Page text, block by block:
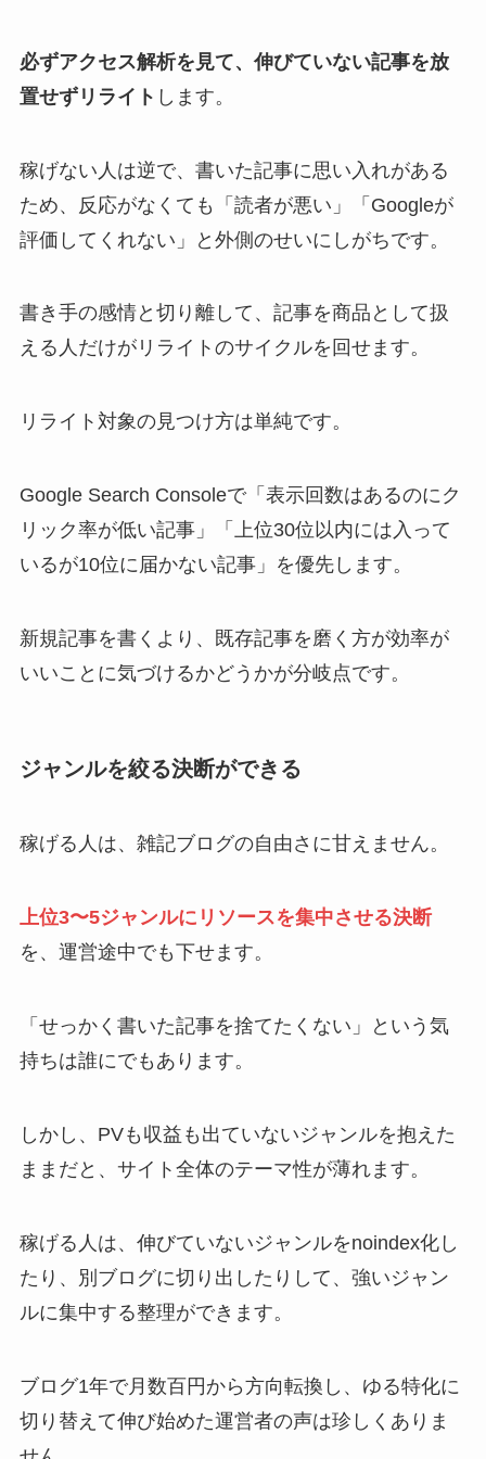
必ずアクセス解析を見て、伸びていない記事を放
置せずリライト します。
稼げない人は逆で、書いた記事に思い入れがある
ため、反応がなくても「読者が悪い」「Googleが
評価してくれない」と外側のせいにしがちです。
書き手の感情と切り離して、記事を商品として扱
える人だけがリライトのサイクルを回せます。
リライト対象の見つけ方は単純です。
Google Search Consoleで「表示回数はあるのにク
リック率が低い記事」「上位30位以内には入って
いるが10位に届かない記事」を優先します。
新規記事を書くより、既存記事を磨く方が効率が
いいことに気づけるかどうかが分岐点です。
ジャンルを絞る決断ができる
稼げる人は、雑記ブログの自由さに甘えません。
上位3〜5ジャンルにリソースを集中させる決断
を、運営途中でも下せます。
「せっかく書いた記事を捨てたくない」という気
持ちは誰にでもあります。
しかし、PVも収益も出ていないジャンルを抱えた
ままだと、サイト全体のテーマ性が薄れます。
稼げる人は、伸びていないジャンルをnoindex化し
たり、別ブログに切り出したりして、強いジャン
ルに集中する整理ができます。
ブログ1年で月数百円から方向転換し、ゆる特化に
切り替えて伸び始めた運営者の声は珍しくありま